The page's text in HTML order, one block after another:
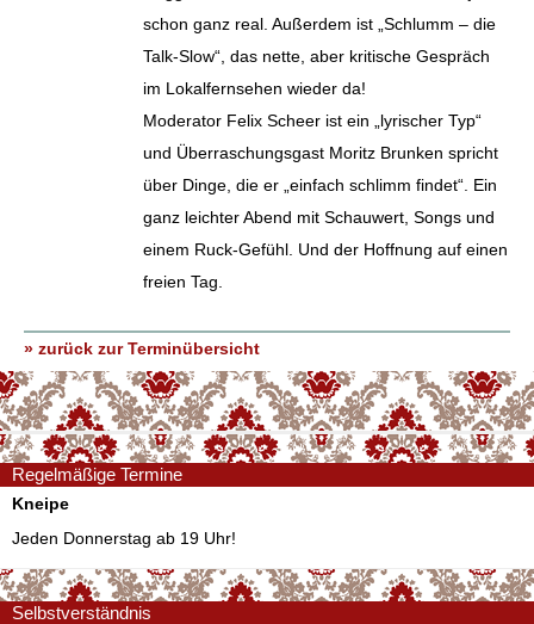
schon ganz real. Außerdem ist „Schlumm – die
Talk-Slow“, das nette, aber kritische Gespräch
im Lokalfernsehen wieder da!
Moderator Felix Scheer ist ein „lyrischer Typ“
und Überraschungsgast Moritz Brunken spricht
über Dinge, die er „einfach schlimm findet“. Ein
ganz leichter Abend mit Schauwert, Songs und
einem Ruck-Gefühl. Und der Hoffnung auf einen
freien Tag.
» zurück zur Terminübersicht
Regelmäßige Termine
Kneipe
Jeden Donnerstag ab 19 Uhr!
Selbstverständnis